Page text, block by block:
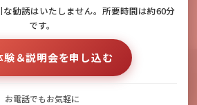
勧誘はいたしません。所要時間は約60分
です。
験＆説明会を申し込む
お電話でもお気軽に
話でのお問い合わせ
＆説明会へのお申し込み
418-1255